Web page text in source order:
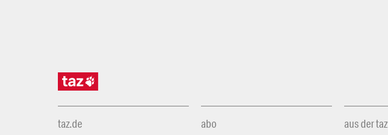
taz.de abo aus der taz